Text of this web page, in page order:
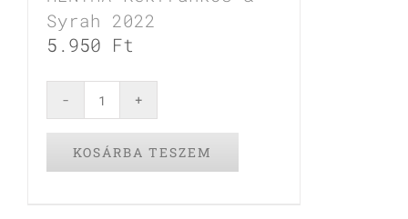
Syrah 2022
5.950 Ft
MENTHA
Kékfrankos
&
Syrah
KOSÁRBA TESZEM